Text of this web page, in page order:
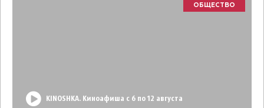
ОБЩЕСТВО
KINOSHKA. Киноафиша с 6 по 12 августа